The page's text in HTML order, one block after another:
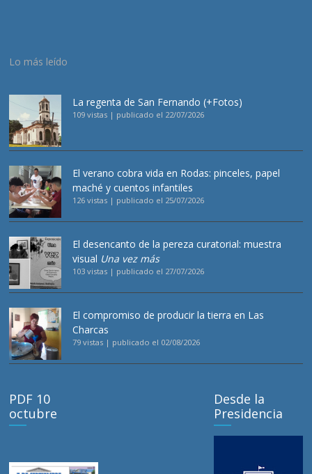
Lo más leído
La regenta de San Fernando (+Fotos)
109 vistas | publicado el 22/07/2026
El verano cobra vida en Rodas: pinceles, papel
maché y cuentos infantiles
126 vistas | publicado el 25/07/2026
El desencanto de la pereza curatorial: muestra
visual Una vez más
103 vistas | publicado el 27/07/2026
El compromiso de producir la tierra en Las
Charcas
79 vistas | publicado el 02/08/2026
PDF 10
octubre
Desde la
Presidencia